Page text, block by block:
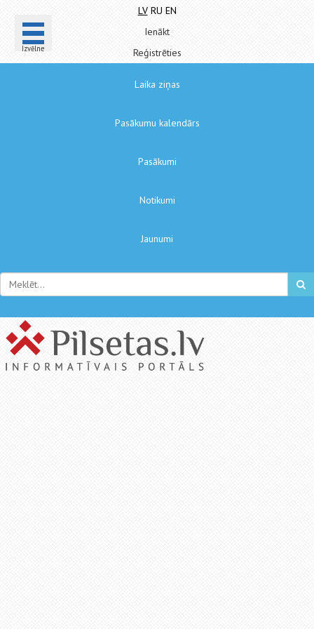
Izvēlne
LV RU EN
Ienākt
Reģistrēties
Laika ziņas
Pasākumu kalendārs
Pasākumi
Notikumi
Jaunumi